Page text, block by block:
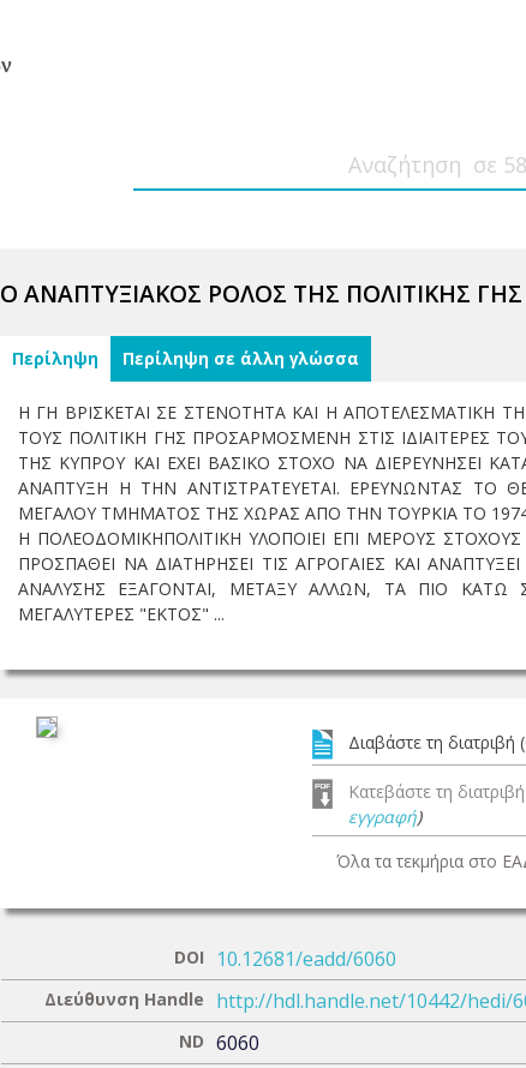
Ο ΑΝΑΠΤΥΞΙΑΚΟΣ ΡΟΛΟΣ ΤΗΣ ΠΟΛΙΤΙΚΗΣ
Περίληψη Περίληψη σε άλλη γλώσσα
Η ΓΗ ΒΡΙΣΚΕΤΑΙ ΣΕ ΣΤΕΝΟΤΗΤΑ ΚΑΙ Η ΑΠΟΤΕΛΕΣΜΑΤΙΚΗ
ΤΟΥΣ ΠΟΛΙΤΙΚΗ ΓΗΣ ΠΡΟΣΑΡΜΟΣΜΕΝΗ ΣΤΙΣ ΙΔΙΑΙΤΕΡΕΣ
ΤΗΣ ΚΥΠΡΟΥ ΚΑΙ ΕΧΕΙ ΒΑΣΙΚΟ ΣΤΟΧΟ ΝΑ ΔΙΕΡΕΥΝΗΣΕΙ
ΑΝΑΠΤΥΞΗ Η ΤΗΝ ΑΝΤΙΣΤΡΑΤΕΥΕΤΑΙ. ΕΡΕΥΝΩΝΤΑΣ ΤΟ
ΜΕΓΑΛΟΥ ΤΜΗΜΑΤΟΣ ΤΗΣ ΧΩΡΑΣ ΑΠΟ ΤΗΝ ΤΟΥΡΚΙΑ ΤΟ
Η ΠΟΛΕΟΔΟΜΙΚΗΠΟΛΙΤΙΚΗ ΥΛΟΠΟΙΕΙ ΕΠΙ ΜΕΡΟΥΣ
ΠΡΟΣΠΑΘΕΙ ΝΑ ΔΙΑΤΗΡΗΣΕΙ ΤΙΣ ΑΓΡΟΓΑΙΕΣ ΚΑΙ
ΑΝΑΛΥΣΗΣ ΕΞΑΓΟΝΤΑΙ, ΜΕΤΑΞΥ ΑΛΛΩΝ, ΤΑ ΠΙΟ ΚΑΤΩ
ΜΕΓΑΛΥΤΕΡΕΣ "ΕΚΤΟΣ" ...
Διαβάστε τη διατριβή
Κατεβάστε τη
εγγραφή)
Όλα τα τεκμήρια στο
DOI 10.12681/eadd/6060
Διεύθυνση Handle http://hdl.handle.net/10442/hedi/
ND 6060